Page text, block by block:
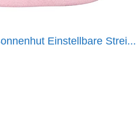
Einstellbare Strei...